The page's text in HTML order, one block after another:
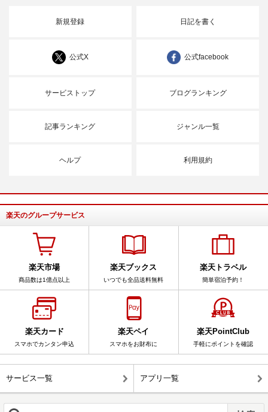
新規登録 日記を書く
公式X 公式facebook
サービストップ ブログランキング
記事ランキング ジャンル一覧
ヘルプ 利用規約
楽天のグループサービス
楽天市場
商品数は1億点以上
楽天ブックス
いつでも全品送料無料
楽天トラベル
簡単宿泊予約！
楽天カード
スマホでカンタン申込
楽天ペイ
スマホをお財布に
楽天PointClub
手軽にポイントを確認
サービス一覧 アプリ一覧